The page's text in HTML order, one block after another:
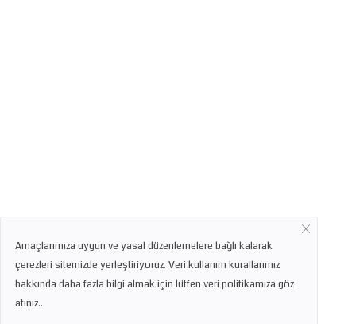
Amaçlarımıza uygun ve yasal düzenlemelere bağlı kalarak
çerezleri sitemizde yerleştiriyoruz. Veri kullanım kurallarımız
hakkında daha fazla bilgi almak için lütfen veri politikamıza göz
atınız...